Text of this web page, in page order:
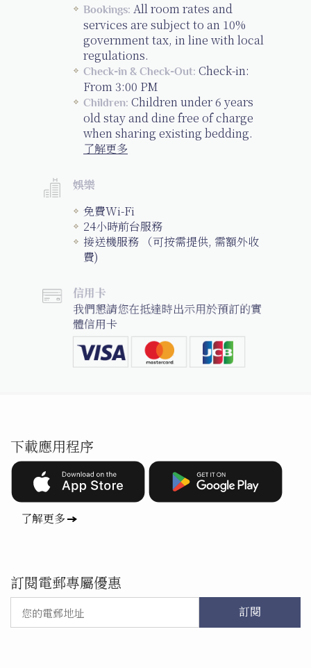
Bookings: All room rates and
services are subject to an 10%
government tax, in line with local
regulations.
Check-in & Check-Out: Check-in:
From 3:00 PM
Children: Children under 6 years
old stay and dine free of charge
when sharing existing bedding.
了解更多
娛樂
免費Wi-Fi
24小時前台服務
接送機服務 （可按需提供, 需額外收
費)
信用卡
我們懇請您在抵達時出示用於預訂的實
體信用卡
下載應用程序
了解更多
訂閱電郵專屬優惠
訂閱